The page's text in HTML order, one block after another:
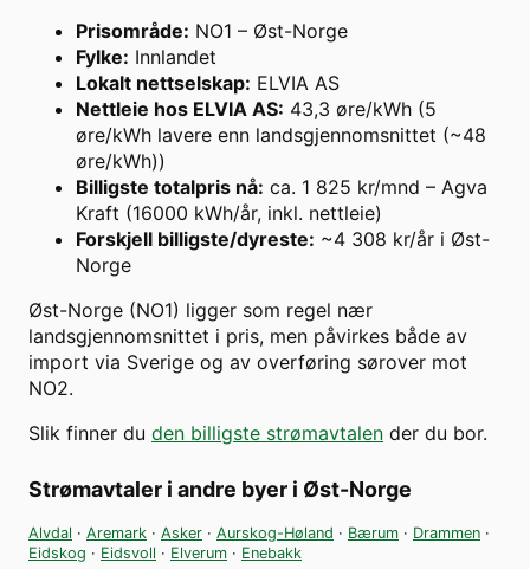
Prisområde: NO1 – Øst-Norge
Fylke: Innlandet
Lokalt nettselskap: ELVIA AS
Nettleie hos ELVIA AS: 43,3 øre/kWh (5
øre/kWh lavere enn landsgjennomsnittet (~48
øre/kWh))
Billigste totalpris nå: ca. 1 825 kr/mnd – Agva
Kraft (16000 kWh/år, inkl. nettleie)
Forskjell billigste/dyreste: ~4 308 kr/år i Øst-
Norge
Øst-Norge (NO1) ligger som regel nær
landsgjennomsnittet i pris, men påvirkes både av
import via Sverige og av overføring sørover mot
NO2.
Slik finner du den billigste strømavtalen der du bor.
Strømavtaler i andre byer i Øst-Norge
Alvdal · Aremark · Asker · Aurskog-Høland · Bærum · Drammen ·
Eidskog · Eidsvoll · Elverum · Enebakk